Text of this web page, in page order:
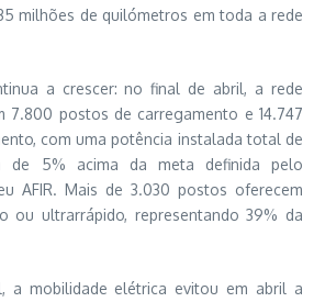
milhões de quilómetros em toda a rede
a crescer: no final de abril, a rede
7.800 postos de carregamento e 14.747
com uma potência instalada total de
de 5% acima da meta definida pelo
AFIR. Mais de 3.030 postos oferecem
ou ultrarrápido, representando 39% da
a mobilidade elétrica evitou em abril a